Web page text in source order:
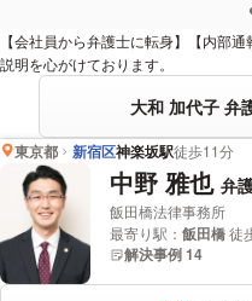
【会社員から弁護士に転身】【内部
説明を心がけております。
大和 加代子 弁
東京都 新宿区神楽坂駅徒歩11分
中野 雅也 弁
飯田橋法律事務所
最寄り駅： 飯田橋徒
解決事例 14